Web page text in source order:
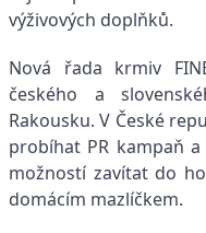
výživových doplňků.
Nová řada krmiv
českého a
Rakousku. V České
probíhat PR kampaň
možností zavítat do
domácím mazlíčkem.